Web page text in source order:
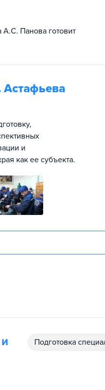
А.С. Панова готовит
и
как ее субъекта.
подготовка